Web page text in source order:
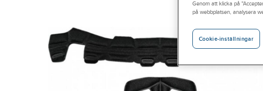
Genom att klicka på
på webbplatsen, analysera
Cookie-inställningar